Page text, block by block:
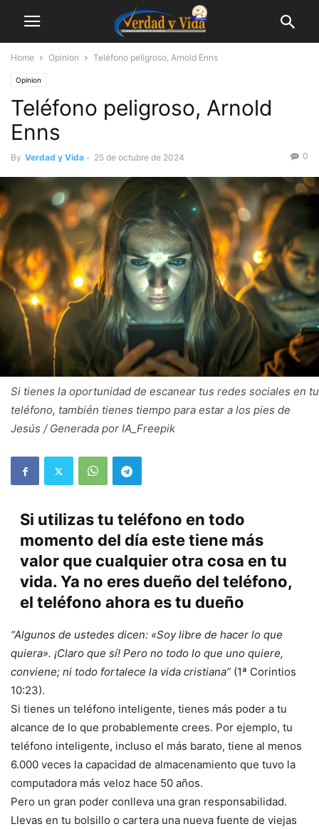
Home Opinion Teléfono peligroso, Arnold Enns
Opinion
Teléfono peligroso, Arnold
Enns
By Verdad y Vida - 25 de octubre de 2024 0
Si tienes la oportunidad de escanear tus redes sociales en tu
teléfono, también tienes tiempo para estar a los pies de
Jesús / Generada por IA_Freepik
Si utilizas tu teléfono en todo
momento del día este tiene más
valor que cualquier otra cosa en tu
vida. Ya no eres dueño del teléfono,
el teléfono ahora es tu dueño
“Algunos de ustedes dicen: «Soy libre de hacer lo que
quiera». ¡Claro que sí! Pero no todo lo que uno quiere,
conviene; ni todo fortalece la vida cristiana” (1ª Corintios
10:23).
Si tienes un teléfono inteligente, tienes más poder a tu
alcance de lo que probablemente crees. Por ejemplo, tu
teléfono inteligente, incluso el más barato, tiene al menos
6.000 veces la capacidad de almacenamiento que tuvo la
computadora más veloz hace 50 años.
Pero un gran poder conlleva una gran responsabilidad.
Llevas en tu bolsillo o cartera una nueva fuente de viejas